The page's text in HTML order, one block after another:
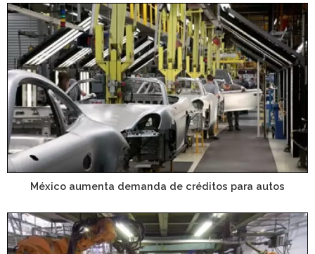
México aumenta demanda de créditos para autos